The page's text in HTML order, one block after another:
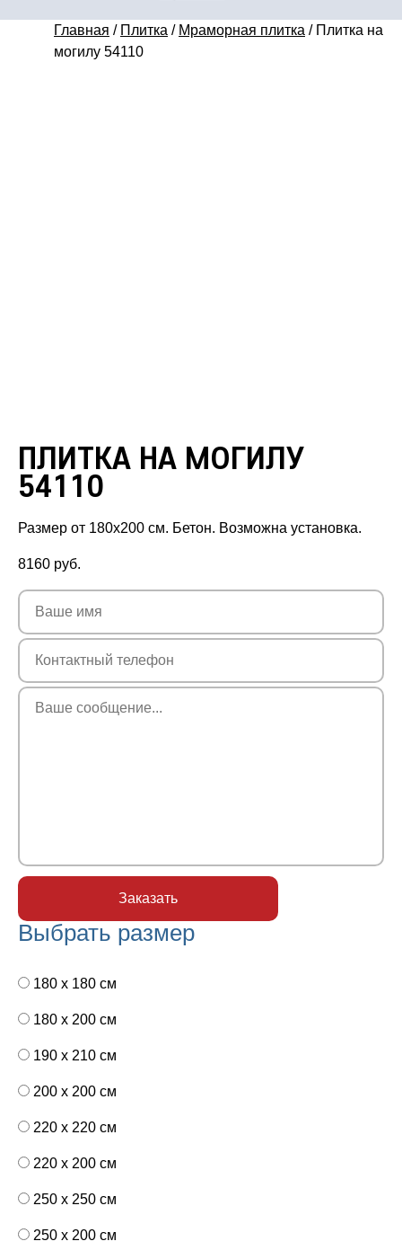
Главная / Плитка / Мраморная плитка / Плитка на
могилу 54110
ПЛИТКА НА МОГИЛУ
54110
Размер от 180х200 см. Бетон. Возможна установка.
8160 руб.
Выбрать размер
180 x 180 см
180 x 200 см
190 x 210 см
200 x 200 см
220 x 220 см
220 x 200 см
250 x 250 см
250 x 200 см